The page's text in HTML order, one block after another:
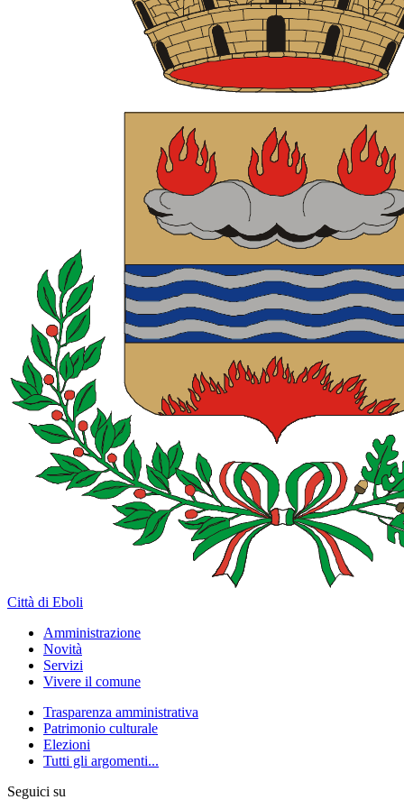
Città di Eboli
Amministrazione
Novità
Servizi
Vivere il comune
Trasparenza amministrativa
Patrimonio culturale
Elezioni
Tutti gli argomenti...
Seguici su